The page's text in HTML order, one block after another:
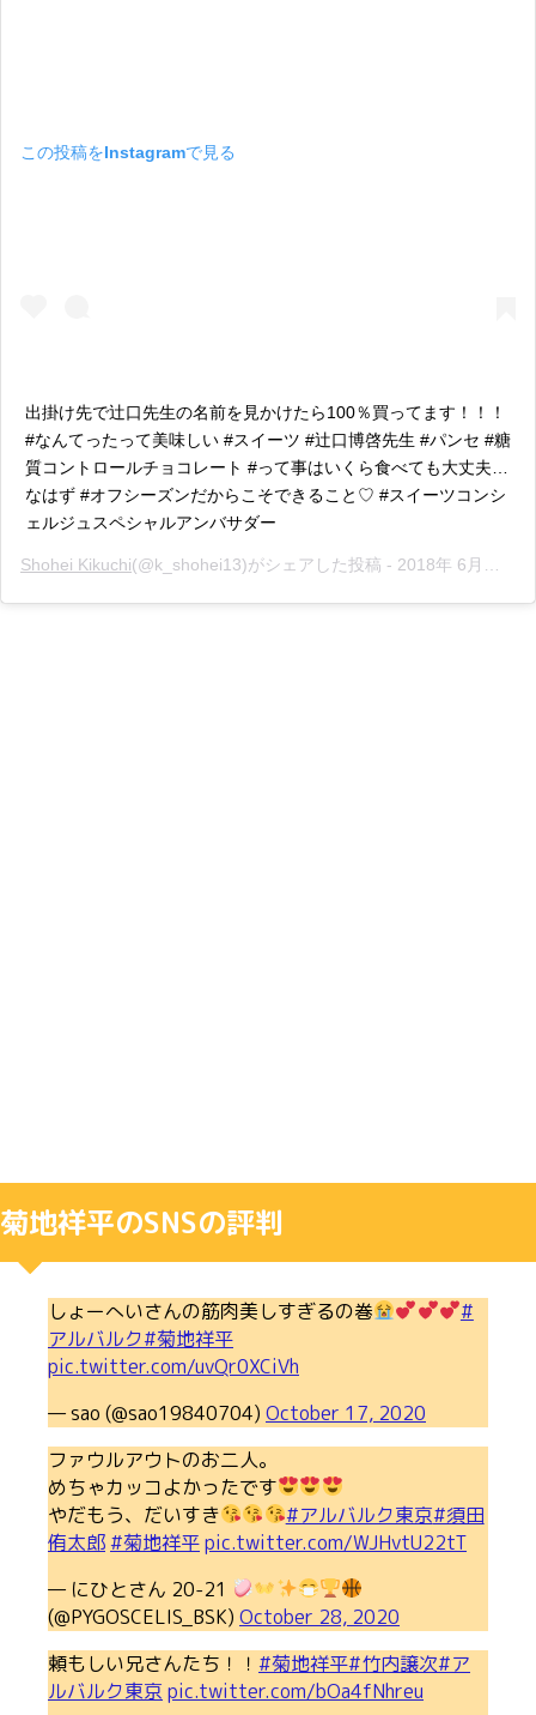
この投稿をInstagramで見る
出掛け先で辻口先生の名前を見かけたら100％買ってます！！！
#なんてったって美味しい #スイーツ #辻口博啓先生 #パンセ #糖
質コントロールチョコレート #って事はいくら食べても大丈夫…
なはず #オフシーズンだからこそできること♡ #スイーツコンシ
ェルジュスペシャルアンバサダー
Shohei Kikuchi(@k_shohei13)がシェアした投稿 - 2018年 6月月6日午後6時52分PDT
菊地祥平のSNSの評判
しょーへいさんの筋肉美しすぎるの巻
#
アルバルク#菊地祥平
pic.twitter.com/uvQr0XCiVh
— sao (@sao19840704) October 17, 2020
ファウルアウトのお二人。
めちゃカッコよかったです
やだもう、だいすき
#アルバルク東京#須田
侑太郎 #菊地祥平pic.twitter.com/WJHvtU22tT
— にひとさん 20-21
(@PYGOSCELIS_BSK) October 28, 2020
頼もしい兄さんたち！！ #菊地祥平#竹内譲次#ア
ルバルク東京 pic.twitter.com/bOa4fNhreu